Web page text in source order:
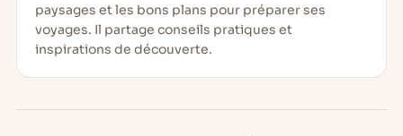
paysages et les bons plans pour préparer ses
voyages. Il partage conseils pratiques et
inspirations de découverte.